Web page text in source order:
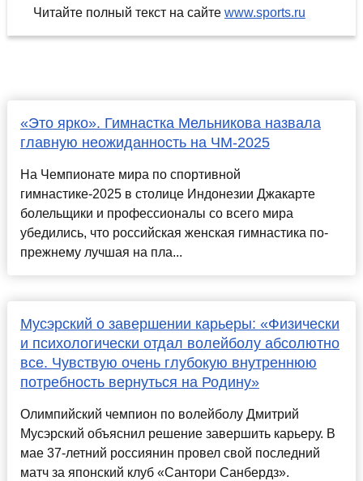
Читайте полный текст на сайте www.sports.ru
«Это ярко». Гимнастка Мельникова назвала
главную неожиданность на ЧМ-2025
На Чемпионате мира по спортивной
гимнастике-2025 в столице Индонезии Джакарте
болельщики и профессионалы со всего мира
убедились, что российская женская гимнастика по-
прежнему лучшая на пла...
Мусэрский о завершении карьеры: «Физически
и психологически отдал волейболу абсолютно
все. Чувствую очень глубокую внутреннюю
потребность вернуться на Родину»
Олимпийский чемпион по волейболу Дмитрий
Мусэрский объяснил решение завершить карьеру. В
мае 37-летний россиянин провел свой последний
матч за японский клуб «Сантори Санбердз».